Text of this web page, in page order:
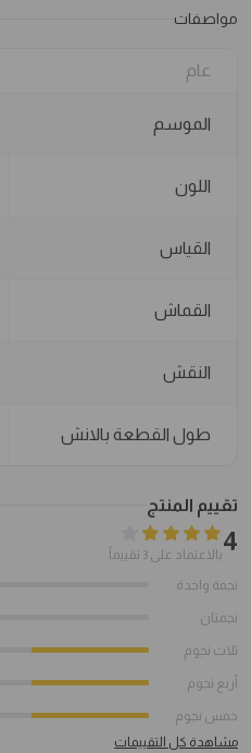
مواصفات
عام
الموسم
اللون
القياس
القماش
النقش
طول القطعة بالانش
تقييم المنتج
4بالاعتماد على 3 تقييماً
نجمة واحدة
نجمتان
ثلاث نجوم
أربع نجوم
خمس نجوم
مشاهدة كل التقييمات